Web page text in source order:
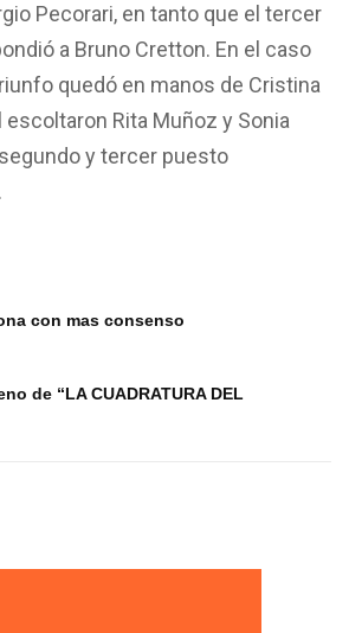
Pecorari, en tanto que el tercer
a Bruno Cretton. En el caso
quedó en manos de Cristina
escoltaron Rita Muñoz y Sonia
y tercer puesto
con mas consenso
de “LA CUADRATURA DEL